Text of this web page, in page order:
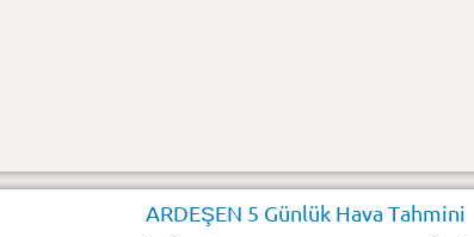
ARDEŞEN 5 Günlük Hava Tahmini